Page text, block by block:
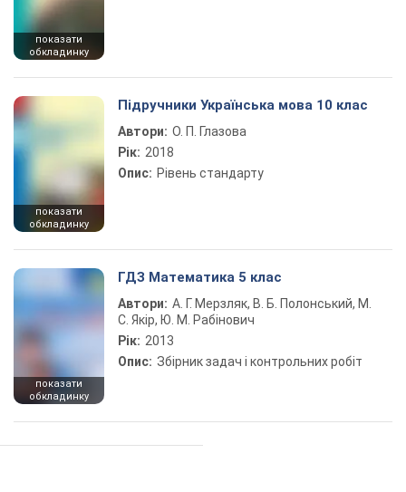
показати
обкладинку
показати
обкладинку
Підручники Українська мова 10 клас
Автори: О. П. Глазова
Рік: 2018
Опис: Рівень стандарту
показати
обкладинку
ГДЗ Математика 5 клас
Автори: А. Г. Мерзляк, В. Б. Полонський, М.
С. Якір, Ю. М. Рабінович
Рік: 2013
Опис: Збірник задач і контрольних робіт